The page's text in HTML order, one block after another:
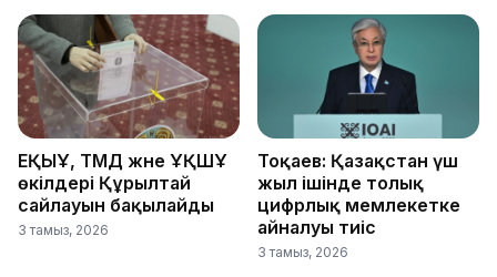
ЕҚЫҰ, ТМД және ҰҚШҰ
өкілдері Құрылтай
сайлауын бақылайды
3 тамыз, 2026
Тоқаев: Қазақстан үш
жыл ішінде толық
цифрлық мемлекетке
айналуы тиіс
3 тамыз, 2026